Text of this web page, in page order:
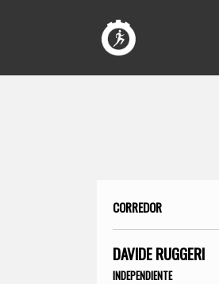
CORREDOR
DAVIDE RUGGERI
INDEPENDIENTE